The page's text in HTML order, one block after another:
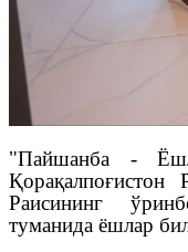
"Пайшанба -
Қорақалпоғистон
Раисининг
туманида ёшлар